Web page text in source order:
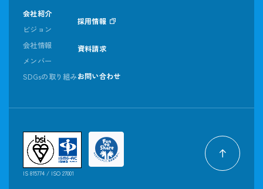
会社紹介
ビジョン
会社情報
メンバー
SDGsの取り組み
採用情報
資料請求
お問い合わせ
IS 815774 / ISO 27001